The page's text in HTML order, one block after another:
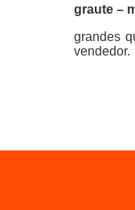
graute –
grandes
vendedor.